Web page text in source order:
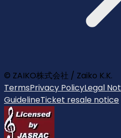
© ZAIKO株式会社 / Zaiko K.K.
TermsPrivacy PolicyLegal
GuidelineTicket resale notice